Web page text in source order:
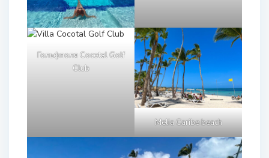
Гольфполя Cocotal Golf
Club
Melia Caribe beach